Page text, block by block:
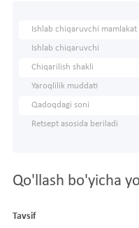
Ishlab chiqaruvchi mamlakat
Ishlab chiqaruvchi
Chiqarilish shakli
Yaroqlilik muddati
Qadoqdagi soni
Retsept asosida beriladi
Qo'llash bo'yicha
Tavsif